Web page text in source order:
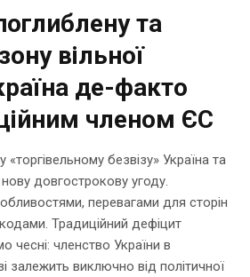
та
вільної
де-факто
членом ЄС
безвізу» Україна та
довгострокову угоду.
перевагами для сторін
Традиційний дефіцит
чесні: членство України в
виключно від політичної